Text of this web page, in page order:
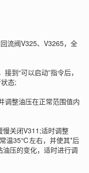
流阀V325、V3265，全
到“可以启动”指令后，
态;
整油压在正常范围值内
关闭V311;适时调整
温35℃左右，并使其*后
压的变化，适时进行调